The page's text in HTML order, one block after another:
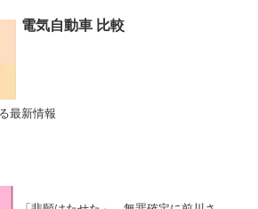
電気自動車 比較
最新情報